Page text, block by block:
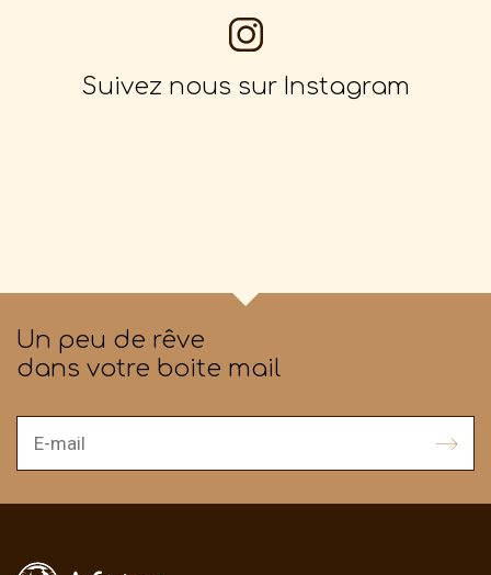
Suivez nous sur Instagram
Un peu de rêve
dans votre boite mail